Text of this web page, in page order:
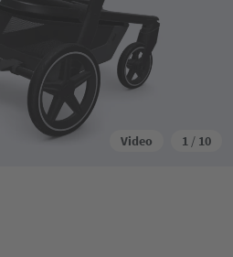
Video 1 / 10